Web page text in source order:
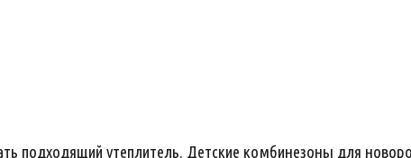
подходящий утеплитель. Детские комбинезоны для